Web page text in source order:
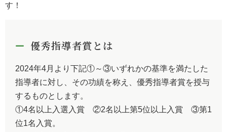
す！
優秀指導者賞とは
2024年4月より下記①～③いずれかの基準を満たした
指導者に対し、その功績を称え、優秀指導者賞を授与
するものとします。
①4名以上入選入賞 ②2名以上第5位以上入賞 ③第1
位1名入賞。